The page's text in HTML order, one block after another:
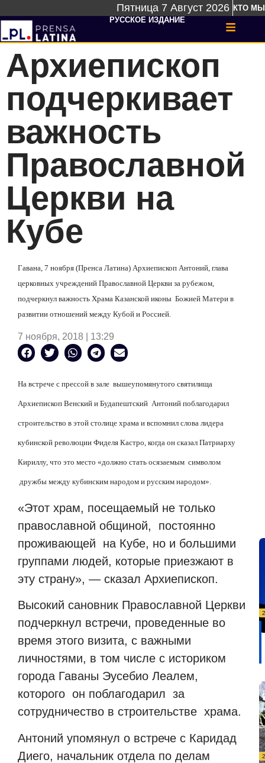
Пятница 7 Август 2026 КТО МЫ
РУССКОЕ ИЗДАНИЕ
Архиепископ
подчеркивает
важность
Православной
Церкви на
Кубе
Гавана, 7 ноября (Пренса Латина) Архиепископ Антоний, глава
церковных учреждений Православной Церкви за рубежом,
подчеркнул важность Храма Казанской иконы Божией Матери в
развитии отношений между Кубой и Россией.
7 ноября, 2018 | 13:29
На встрече с прессой в зале вышеупомянутого святилища
Архиепископ Венский и Будапештский Антоний поблагодарил
строительство в этой столице храма и вспомнил слова лидера
кубинской революции Фиделя Кастро, когда он сказал Патриарху
Кириллу, что это место «должно стать осязаемым символом
дружбы между кубинским народом и русским народом».
«Этот храм, посещаемый не только
православной общиной,
постоянно
проживающей
на Кубе, но и большими
группами людей, которые приезжают в
эту страну», — сказал Архиепископ.
Высокий сановник Православной Церкви
подчеркнул встречи, проведенные во
время этого визита, с важными
личностями, в том числе с историком
города Гаваны Эусебио Леалем,
которого он поблагодарил за
сотрудничество в строительстве храма.
Антоний упомянул о встрече с Каридад
Диего, начальник отдела по делам